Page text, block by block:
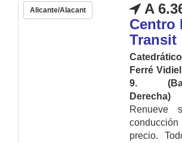
Alicante/Alacant
A
Centro
Transit
Catedrático
Ferré
9.
Derecha)
Renueve
precio.